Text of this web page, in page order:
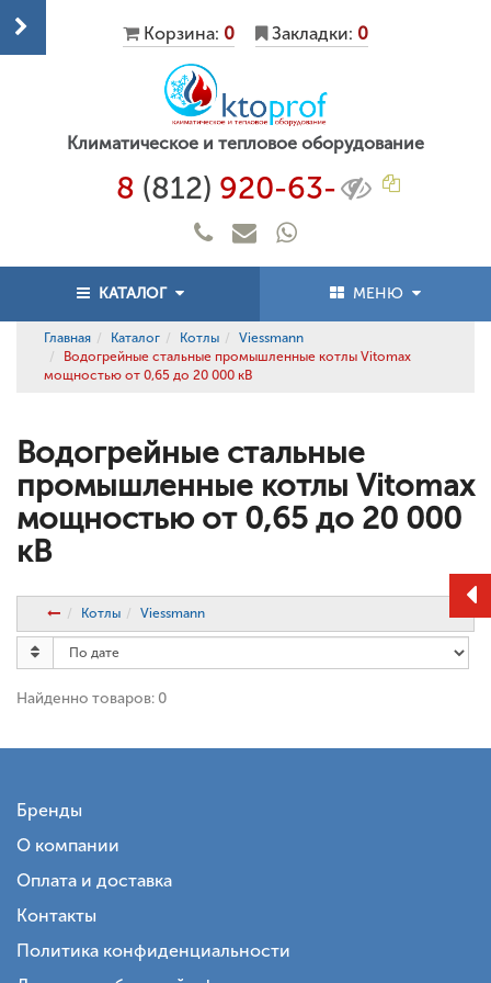
Корзина: 0 Закладки: 0
Климатическое и тепловое оборудование
8 (812) 920-63-
КАТАЛОГ МЕНЮ
Главная Каталог Котлы
Viessmann
Водогрейные стальные промышленные котлы Vitomax
мощностью от 0,65 до 20 000 кВ
Водогрейные стальные
промышленные котлы Vitomax
мощностью от 0,65 до 20 000
кВ
Котлы Viessmann
Найденно товаров: 0
Бренды
О компании
Оплата и доставка
Контакты
Политика конфиденциальности